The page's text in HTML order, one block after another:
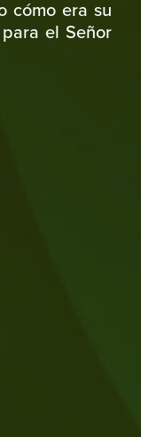
cómo era su
el Señor